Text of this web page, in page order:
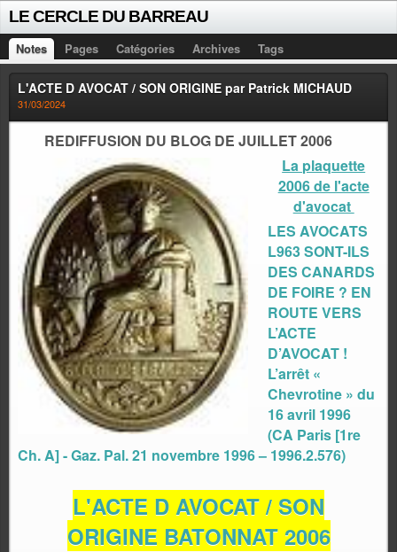
LE CERCLE DU BARREAU
Notes Pages Catégories Archives Tags
L'ACTE D AVOCAT / SON ORIGINE par Patrick MICHAUD
31/03/2024
REDIFFUSION DU BLOG DE JUILLET 2006
La plaquette
2006 de l'acte
d'avocat
LES AVOCATS
L963 SONT-ILS
DES CANARDS
DE FOIRE ? EN
ROUTE VERS
L’ACTE
D’AVOCAT !
L’arrêt «
Chevrotine » du
16 avril 1996
(CA Paris [1re
Ch. A] - Gaz. Pal. 21 novembre 1996 – 1996.2.576)
L'ACTE D AVOCAT / SON
ORIGINE BATONNAT 2006